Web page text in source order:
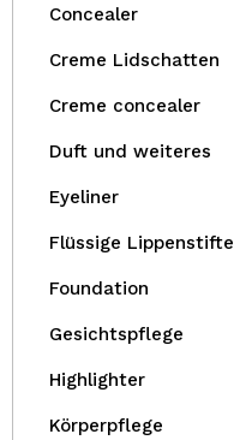
Concealer
Creme Lidschatten
Creme concealer
Duft und weiteres
Eyeliner
Flüssige Lippenstifte
Foundation
Gesichtspflege
Highlighter
Körperpflege